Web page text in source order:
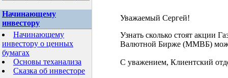
Начинающему
инвестору
Начинающему
инвестору о ценных
бумагах
Основы теханализа
Сказка об инвесторе
Уважаемый Сергей!
Узнать сколько стоят акции
Валютной Бирже (ММВБ)
С уважением, Клиентский